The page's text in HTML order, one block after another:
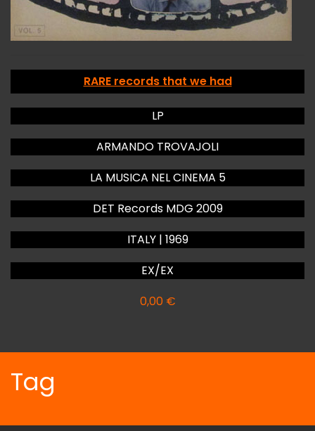
RARE records that we had
LP
ARMANDO TROVAJOLI
LA MUSICA NEL CINEMA 5
DET Records MDG 2009
ITALY | 1969
EX/EX
0,00 €
Tag